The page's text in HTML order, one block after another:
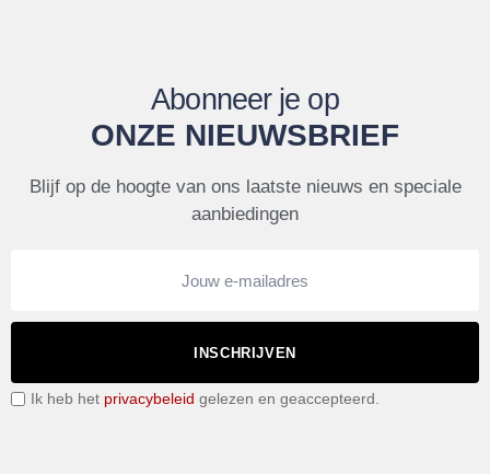
Abonneer je op
ONZE NIEUWSBRIEF
Blijf op de hoogte van ons laatste nieuws en speciale
aanbiedingen
INSCHRIJVEN
Ik heb het privacybeleid gelezen en geaccepteerd.